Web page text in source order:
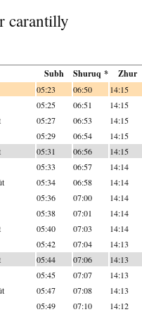
carantilly
Subh Shuruq * Zhur
05:23 06:50 14:15
05:25 06:51 14:15
05:27 06:53 14:15
05:29 06:54 14:15
05:31 06:56 14:15
05:33 06:57 14:14
05:34 06:58 14:14
05:36 07:00 14:14
05:38 07:01 14:14
05:40 07:03 14:14
05:42 07:04 14:13
05:44 07:06 14:13
05:45 07:07 14:13
05:47 07:08 14:13
05:49 07:10 14:12